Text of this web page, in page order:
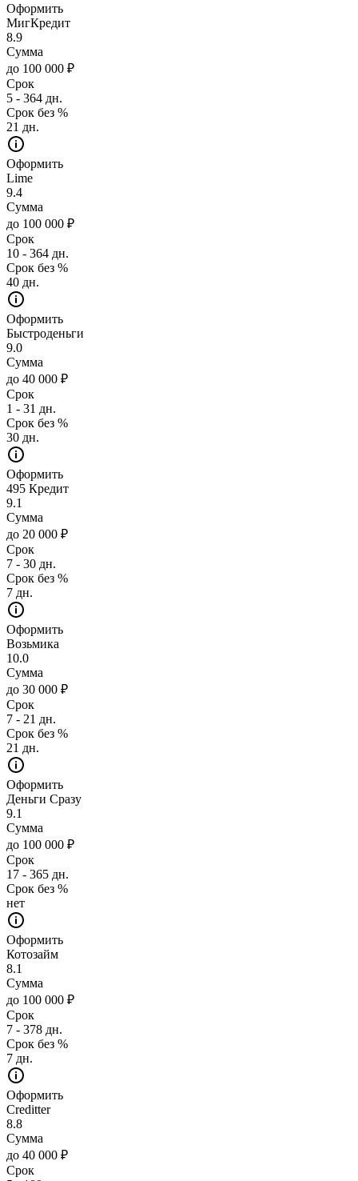
Оформить
МигКредит
8.9
Сумма
до 100 000 ₽
Срок
5 - 364 дн.
Срок без %
21 дн.
Оформить
Lime
9.4
Сумма
до 100 000 ₽
Срок
10 - 364 дн.
Срок без %
40 дн.
Оформить
Быстроденьги
9.0
Сумма
до 40 000 ₽
Срок
1 - 31 дн.
Срок без %
30 дн.
Оформить
495 Кредит
9.1
Сумма
до 20 000 ₽
Срок
7 - 30 дн.
Срок без %
7 дн.
Оформить
Возьмика
10.0
Сумма
до 30 000 ₽
Срок
7 - 21 дн.
Срок без %
21 дн.
Оформить
Деньги Сразу
9.1
Сумма
до 100 000 ₽
Срок
17 - 365 дн.
Срок без %
нет
Оформить
Котозайм
8.1
Сумма
до 100 000 ₽
Срок
7 - 378 дн.
Срок без %
7 дн.
Оформить
Creditter
8.8
Сумма
до 40 000 ₽
Срок